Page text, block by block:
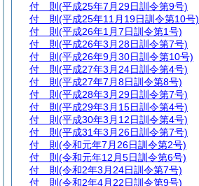
付 則 (平成25年7月29日訓令第9号)
付 則 (平成25年11月19日訓令第10号)
付 則 (平成26年1月7日訓令第1号)
付 則 (平成26年3月28日訓令第7号)
付 則 (平成26年9月30日訓令第10号)
付 則 (平成27年3月24日訓令第4号)
付 則 (平成27年7月8日訓令第8号)
付 則 (平成28年3月29日訓令第7号)
付 則 (平成29年3月15日訓令第4号)
付 則 (平成30年3月12日訓令第4号)
付 則 (平成31年3月26日訓令第7号)
付 則 (令和元年7月26日訓令第2号)
付 則 (令和元年12月5日訓令第6号)
付 則 (令和2年3月24日訓令第7号)
付 則 (令和2年4月22日訓令第9号)